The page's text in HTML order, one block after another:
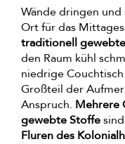
Wände dringen
Ort für das
traditionell
den Raum kühl
niedrige
Großteil der
Anspruch. Mehrere
gewebte Stoffe
Fluren des